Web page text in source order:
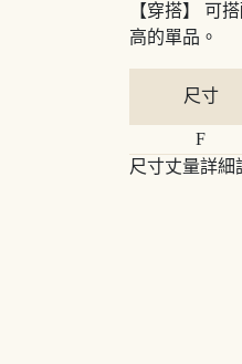
【穿搭】 可
高的單品。
尺寸
F
尺寸丈量詳細